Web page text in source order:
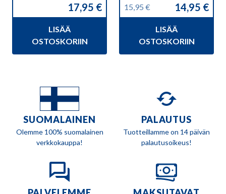
17,95 €
LISÄÄ
OSTOSKORIIN
15,95 €
Alkuperäinen
hinta
15,95 €.
14,95 €
Nykyinen
hinta
14,95 €.
LISÄÄ
OSTOSKORIIN
SUOMALAINEN
Olemme 100% suomalainen
verkkokauppa!
PALAUTUS
Tuotteillamme on 14 päivän
palautusoikeus!